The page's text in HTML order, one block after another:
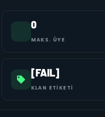
0
MAKS. ÜYE
[FAIL]
KLAN ETIKETI